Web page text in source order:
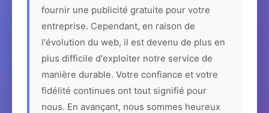
fournir une publicité gratuite pour votre
entreprise. Cependant, en raison de
l'évolution du web, il est devenu de plus en
plus difficile d'exploiter notre service de
manière durable. Votre confiance et votre
fidélité continues ont tout signifié pour
nous. En avançant, nous sommes heureux